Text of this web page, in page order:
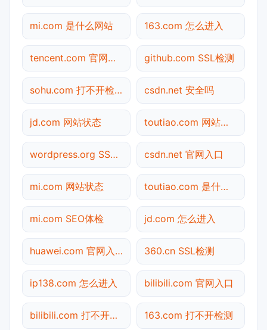
mi.com 是什么网站 163.com 怎么进入
tencent.com 官网入口 github.com SSL检测
sohu.com 打不开检测 csdn.net 安全吗
jd.com 网站状态 toutiao.com 网站状态
wordpress.org SSL检测 csdn.net 官网入口
mi.com 网站状态 toutiao.com 是什么网站
mi.com SEO体检 jd.com 怎么进入
huawei.com 官网入口 360.cn SSL检测
ip138.com 怎么进入 bilibili.com 官网入口
bilibili.com 打不开检测 163.com 打不开检测